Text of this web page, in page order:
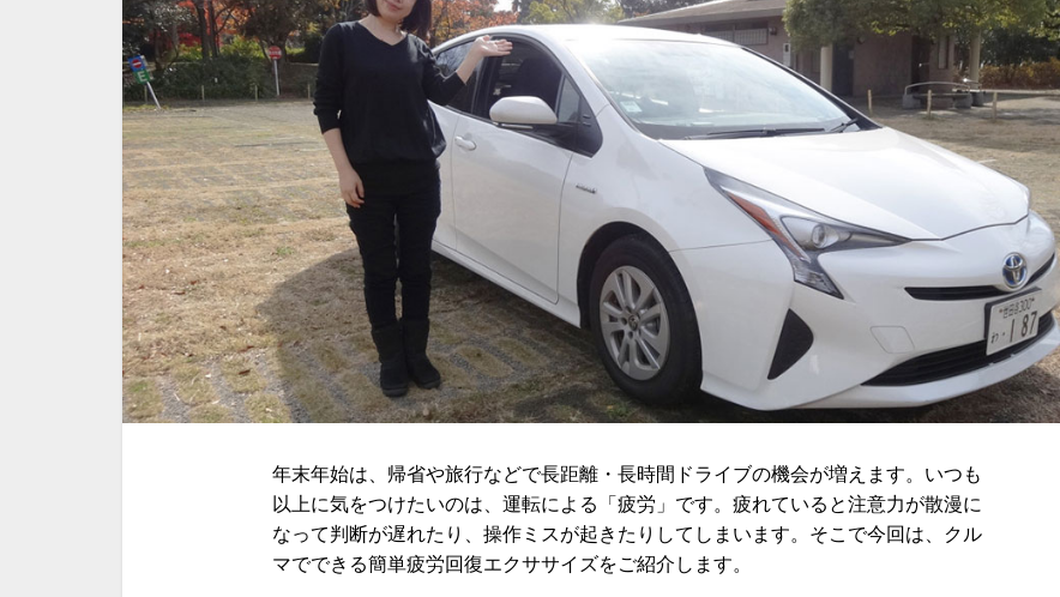
年末年始は、帰省や旅行などで長距離・長時間ドライブの機会が増えます。いつも
以上に気をつけたいのは、運転による「疲労」です。疲れていると注意力が散漫に
なって判断が遅れたり、操作ミスが起きたりしてしまいます。そこで今回は、クル
マでできる簡単疲労回復エクササイズをご紹介します。